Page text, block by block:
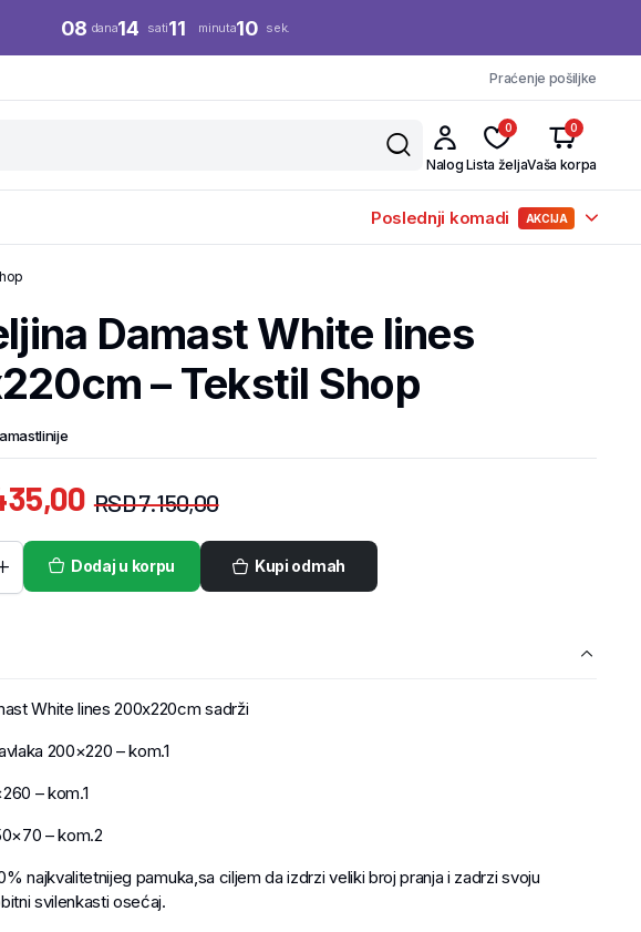
08 dana14 sati11 minuta10 sek.
Praćenje pošiljke
Nalog
0
Lista želja
0
Vaša korpa
Poslednji komadi AKCIJA
Damast White lines
– Tekstil Shop
RSD7.150,00
Dodaj u korpu Kupi odmah
White lines 200x220cm sadrži
200×220 – kom.1
– kom.1
– kom.2
najkvalitetnijeg pamuka,sa ciljem da izdrzi veliki broj pranja i zadrzi svoju
svilenkasti osećaj.